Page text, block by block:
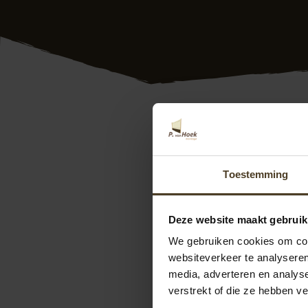
Toestemming
Deze website maakt
We gebruiken cookies om
websiteverkeer te
media, adverteren en
verstrekt of die ze hebben
Overkapping
tegen een scherpe
Wilt u weten wat
langs in onze
ons contact op.
kunt u direct een